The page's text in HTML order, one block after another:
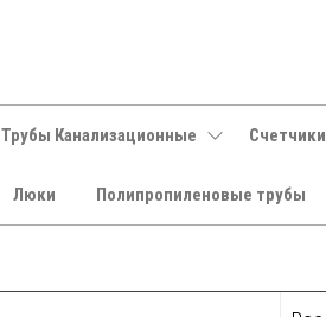
Трубы Канализационные Счетчики
Люки Полипропиленовые трубы